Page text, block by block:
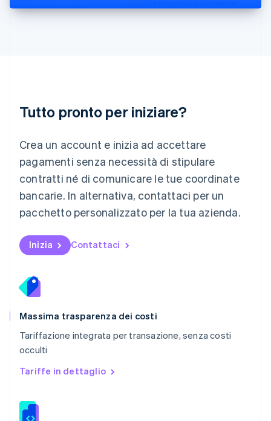
Tutto pronto per iniziare?
Crea un account e inizia ad accettare
pagamenti senza necessità di stipulare
contratti né di comunicare le tue coordinate
bancarie. In alternativa, contattaci per un
pacchetto personalizzato per la tua azienda.
Inizia Contattaci
Massima trasparenza dei costi
Tariffazione integrata per transazione, senza costi
occulti
Tariffe in dettaglio
Liechtenstein
Malta
English
EspañolEnglish
Norvegia
English
Nuova Zelanda
English
NederlandsEnglish
English
Portogallo
RAS di Hong Kong, Cina
English
English
English
Romania
English
Slovacchia